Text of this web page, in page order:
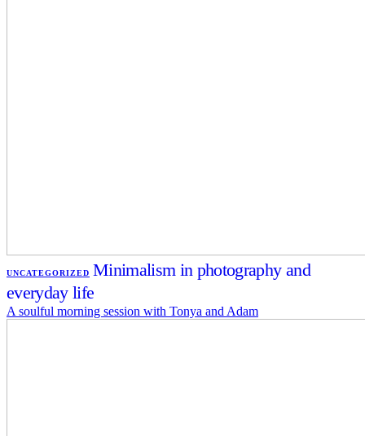
UNCATEGORIZED Minimalism in photography and
everyday life
A soulful morning session with Tonya and Adam